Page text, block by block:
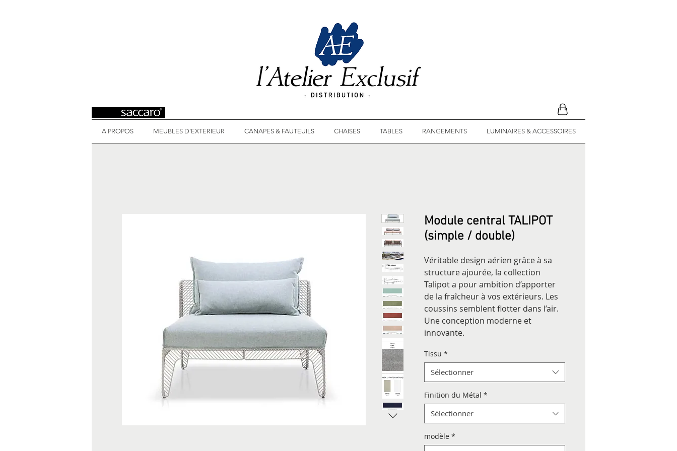
A PROPOS MEUBLES D'EXTERIEUR CANAPES & FAUTEUILS CHAISES TABLES RANGEMENTS LUMINAIRES & ACCESSOIRES
Module central TALIPOT
(simple / double)
Véritable design aérien grâce à sa
structure ajourée, la collection
Talipot a pour ambition d’apporter
de la fraîcheur à vos extérieurs. Les
coussins semblent flotter dans l’air.
Une conception moderne et
innovante.
Tissu *
Sélectionner
Finition du Métal *
Sélectionner
modèle *